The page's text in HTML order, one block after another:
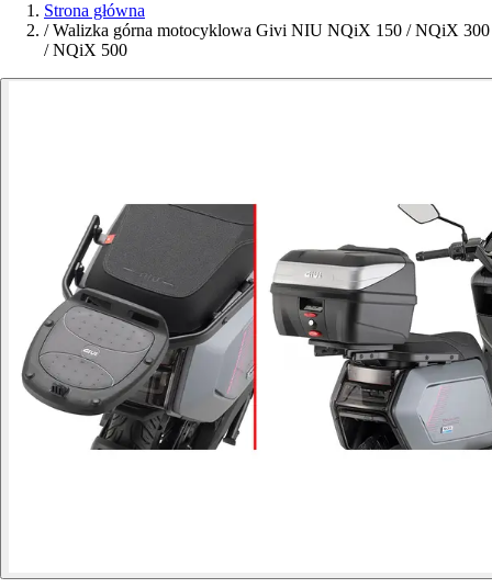
Strona główna
/ Walizka górna motocyklowa Givi NIU NQiX 150 / NQiX 300
/ NQiX 500